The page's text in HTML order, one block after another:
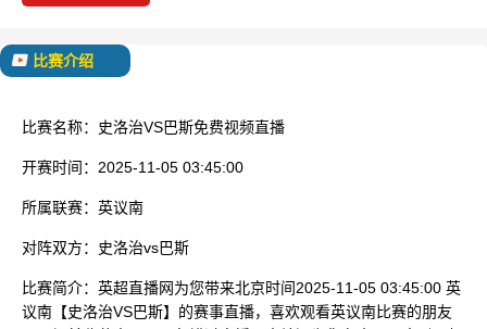
比赛介绍
比赛名称： 史洛治VS巴斯免费视频直播
开赛时间： 2025-11-05 03:45:00
所属联赛： 英议南
对阵双方： 史洛治vs巴斯
比赛简介： 英超直播网为您带来北京时间2025-11-05 03:45:00 英
议南【史洛治VS巴斯】的赛事直播，喜欢观看英议南比赛的朋友